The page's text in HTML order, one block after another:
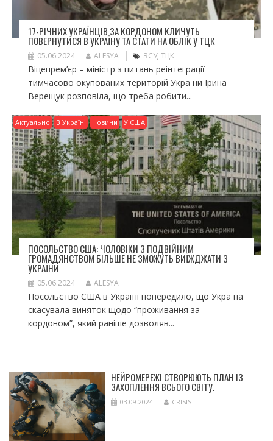
17-РІЧНИХ УКРАЇНЦІВ ЗА КОРДОНОМ КЛИЧУТЬ
ПОВЕРНУТИСЯ В УКРАЇНУ ТА СТАТИ НА ОБЛІК У ТЦК
05.06.2024 ALESYA ЗСУ, ТЦК
Віцепрем’єр – міністр з питань реінтеграції
тимчасово окупованих територій України Ірина
Верещук розповіла, що треба робити...
Актуально В Україні Новини У США
ПОСОЛЬСТВО США: ЧОЛОВІКИ З ПОДВІЙНИМ
ГРОМАДЯНСТВОМ БІЛЬШЕ НЕ ЗМОЖУТЬ ВИЇЖДЖАТИ З
УКРАЇНИ
05.06.2024 ALESYA
Посольство США в Україні попередило, що Україна
скасувала виняток щодо “проживання за
кордоном”, який раніше дозволяв...
НЕЙРОМЕРЕЖІ СТВОРЮЮТЬ ПЛАН ІЗ
ЗАХОПЛЕННЯ ВСЬОГО СВІТУ.
03.09.2024 CRISIS